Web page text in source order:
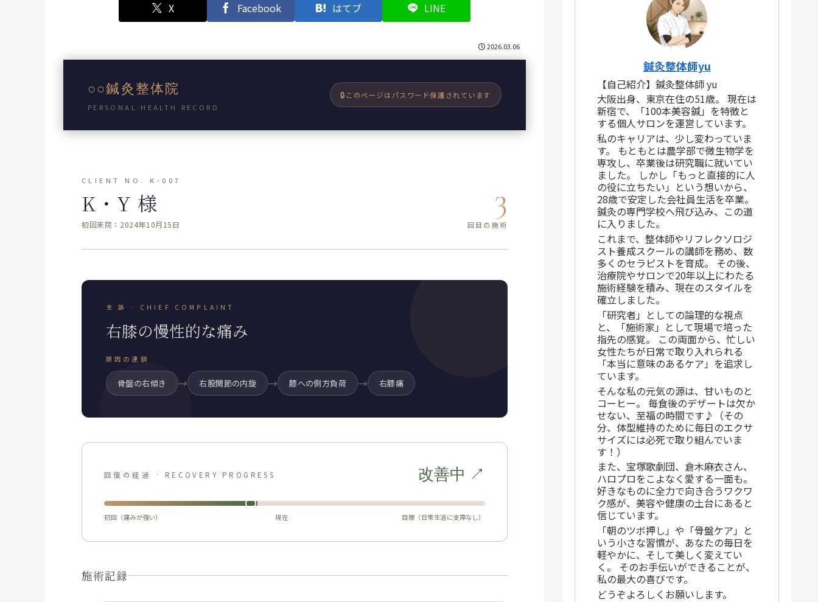
X Facebook はてブ LINE
2026.03.06
○○鍼灸整体院
PERSONAL HEALTH RECORD
このページはパスワード保護されています
CLIENT NO. K-007
K・Y 様
初回来院：2024年10月15日
3
回目の施術
主 訴 · CHIEF COMPLAINT
右膝の慢性的な痛み
原因の連鎖
骨盤の右傾き → 右股関節の内旋 → 膝への側方負荷 → 右膝痛
回復の経過 · RECOVERY PROGRESS 改善中 ↗
初回（痛みが強い） 現在 目標（日常生活に支障なし）
施術記録
鍼灸整体師yu
【自己紹介】鍼灸整体師 yu
大阪出身、東京在住の51歳。 現在は
新宿で、「100本美容鍼」を特徴と
する個人サロンを運営しています。
私のキャリアは、少し変わっていま
す。 もともとは農学部で微生物学を
専攻し、卒業後は研究職に就いてい
ました。 しかし「もっと直接的に人
の役に立ちたい」という想いから、
28歳で安定した会社員生活を卒業。
鍼灸の専門学校へ飛び込み、この道
に入りました。
これまで、整体師やリフレクソロジ
スト養成スクールの講師を務め、数
多くのセラピストを育成。 その後、
治療院やサロンで20年以上にわたる
施術経験を積み、現在のスタイルを
確立しました。
「研究者」としての論理的な視点
と、「施術家」として現場で培った
指先の感覚。 この両面から、忙しい
女性たちが日常で取り入れられる
「本当に意味のあるケア」を追求し
ています。
そんな私の元気の源は、甘いものと
コーヒー。 毎食後のデザートは欠か
せない、至福の時間です♪（その
分、体型維持のために毎日のエクサ
サイズには必死で取り組んでいま
す！）
また、宝塚歌劇団、倉木麻衣さん、
ハロプロをこよなく愛する一面も。
好きなものに全力で向き合うワクワ
ク感が、美容や健康の土台にあると
信じています。
「朝のツボ押し」や「骨盤ケア」と
いう小さな習慣が、あなたの毎日を
軽やかに、そして美しく変えてい
く。 そのお手伝いができることが、
私の最大の喜びです。
どうぞよろしくお願いします。